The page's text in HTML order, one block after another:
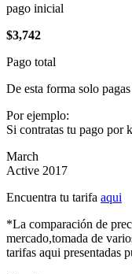
pago inicial
$3,742
Pago total
De esta forma solo
Por ejemplo:
Si contratas tu pago por
March
Active 2017
Encuentra tu tarifa aqui
*La comparación de
mercado,tomada de
tarifas aqui presentadas